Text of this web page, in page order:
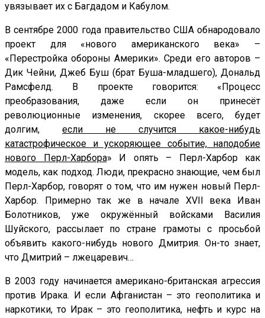
увязывает их с Багдадом и Кабулом.
В сентябре 2000 года правительство США обнародовало
проект для «нового американского века» –
«Перестройка обороны Америки». Среди его авторов –
Дик Чейни, Джеб Буш (брат Буша-младшего), Дональд
Рамсфелд. В проекте говорится: «Процесс
преобразования, даже если он принесёт
революционные изменения, скорее всего, будет
долгим, если не случится какое-нибудь
катастрофическое и ускоряющее событие, наподобие
нового Перл-Харбора» И опять – Перл-Харбор как
модель, как подход. Люди, прекрасно знающие, чем был
Перл-Харбор, говорят о том, что им нужен новый Перл-
Харбор. Примерно так же в начале XVII века Иван
Болотников, уже окружённый войсками Василия
Шуйского, рассылает по стране грамоты с просьбой
объявить какого-нибудь нового Дмитрия. Он-то знает,
что Дмитрий – лжецаревич…
В 2003 году начинается американо-британская агрессия
против Ирака. И если Афганистан – это геополитика и
наркотики, то Ирак – это геополитика, нефть и курс на